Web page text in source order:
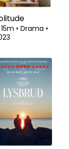
• Drama •